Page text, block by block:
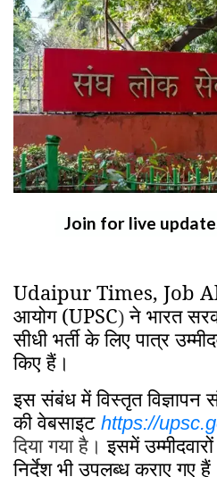
Join for live
Udaipur Times, Job
आयोग (UPSC) ने भारत
सीधी भर्ती के लिए पात्र
किए हैं।
इस संबंध में विस्तृत विज्ञापन
की वेबसाइट https://
दिया गया है। इसमें
निर्देश भी उपलब्ध कराए गए